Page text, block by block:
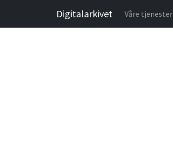
Digitalarkivet Våre tjenester